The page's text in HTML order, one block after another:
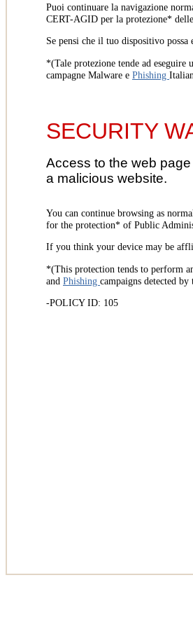
Puoi continuare la navigazione
CERT-AGID per la protezione*
Se pensi che il tuo dispositivo
*(Tale protezione tende ad
campagne Malware e Phishing
SECURITY
Access to the web
a malicious website.
You can continue browsing as
for the protection* of Public
If you think your device may be
*(This protection tends to perform
and Phishing campaigns detected
-POLICY ID: 105